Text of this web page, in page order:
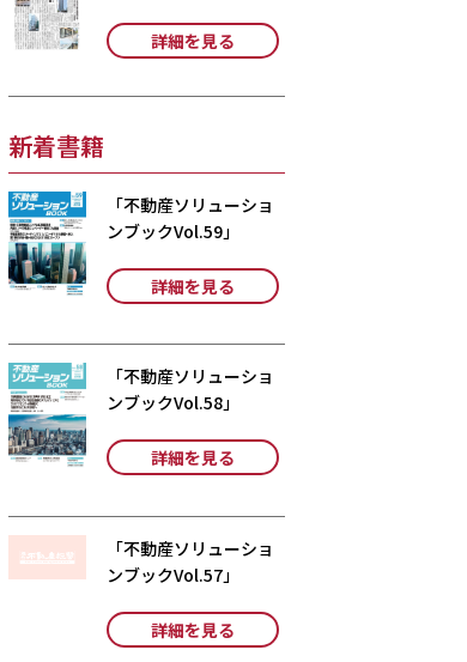
詳細を見る
新着書籍
「不動産ソリューショ
ンブックVol.59」
詳細を見る
「不動産ソリューショ
ンブックVol.58」
詳細を見る
「不動産ソリューショ
ンブックVol.57」
詳細を見る